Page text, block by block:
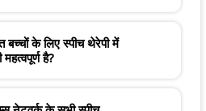
के लिए स्पीच थेरेपी में
है?